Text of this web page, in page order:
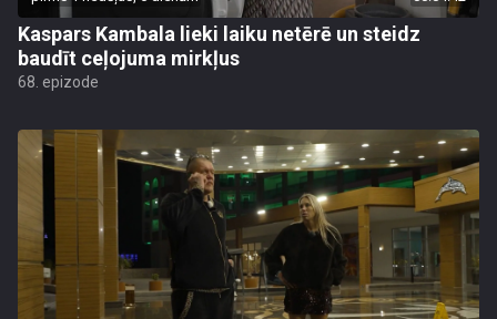
Kaspars Kambala lieki laiku netērē un steidz
baudīt ceļojuma mirkļus
68. epizode